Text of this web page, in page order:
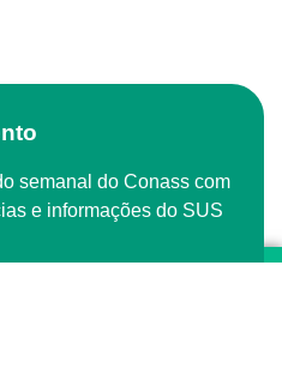
e informações do SUS